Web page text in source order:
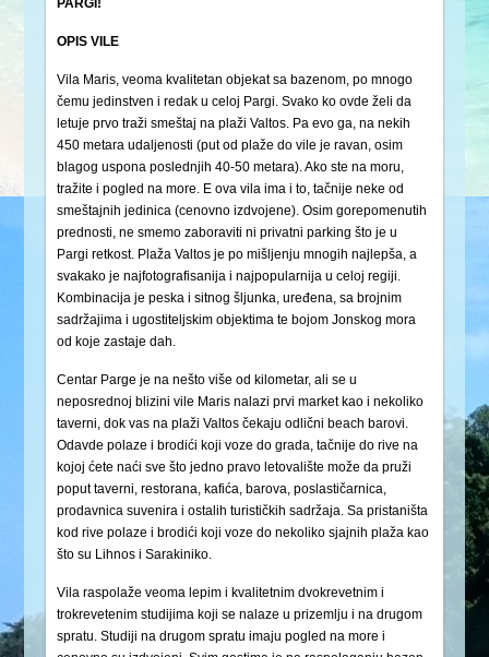
PARGI!
OPIS VILE
Vila Maris, veoma kvalitetan objekat sa bazenom, po mnogo
čemu jedinstven i redak u celoj Pargi. Svako ko ovde želi da
letuje prvo traži smeštaj na plaži Valtos. Pa evo ga, na nekih
450 metara udaljenosti (put od plaže do vile je ravan, osim
blagog uspona poslednjih 40-50 metara). Ako ste na moru,
tražite i pogled na more. E ova vila ima i to, tačnije neke od
smeštajnih jedinica (cenovno izdvojene). Osim gorepomenutih
prednosti, ne smemo zaboraviti ni privatni parking što je u
Pargi retkost. Plaža Valtos je po mišljenju mnogih najlepša, a
svakako je najfotografisanija i najpopularnija u celoj regiji.
Kombinacija je peska i sitnog šljunka, uređena, sa brojnim
sadržajima i ugostiteljskim objektima te bojom Jonskog mora
od koje zastaje dah.
Centar Parge je na nešto više od kilometar, ali se u
neposrednoj blizini vile Maris nalazi prvi market kao i nekoliko
taverni, dok vas na plaži Valtos čekaju odlični beach barovi.
Odavde polaze i brodići koji voze do grada, tačnije do rive na
kojoj ćete naći sve što jedno pravo letovalište može da pruži
poput taverni, restorana, kafića, barova, poslastičarnica,
prodavnica suvenira i ostalih turističkih sadržaja. Sa pristaništa
kod rive polaze i brodići koji voze do nekoliko sjajnih plaža kao
što su Lihnos i Sarakiniko.
Vila raspolaže veoma lepim i kvalitetnim dvokrevetnim i
trokrevetenim studijima koji se nalaze u prizemlju i na drugom
spratu. Studiji na drugom spratu imaju pogled na more i